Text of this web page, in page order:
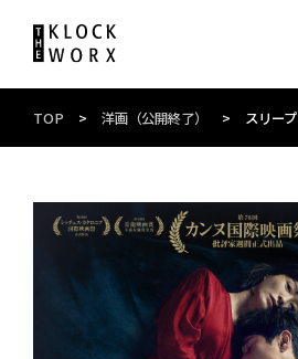
TOP > 洋画（公開終了） > スリープ